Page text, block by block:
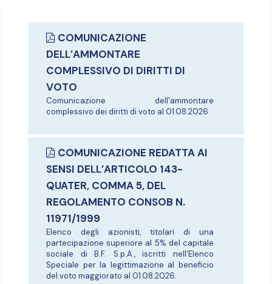
COMUNICAZIONE
DELL’AMMONTARE
COMPLESSIVO DI DIRITTI DI
VOTO
Comunicazione dell'ammontare
complessivo dei diritti di voto al 01.08.2026
COMUNICAZIONE REDATTA AI
SENSI DELL’ARTICOLO 143-
QUATER, COMMA 5, DEL
REGOLAMENTO CONSOB N.
11971/1999
Elenco degli azionisti, titolari di una
partecipazione superiore al 5% del capitale
sociale di B.F. S.p.A., iscritti nell’Elenco
Speciale per la legittimazione al beneficio
del voto maggiorato al 01.08.2026.